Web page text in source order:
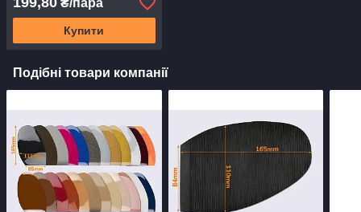
₴/пара
Купити
Подібні товари компанії